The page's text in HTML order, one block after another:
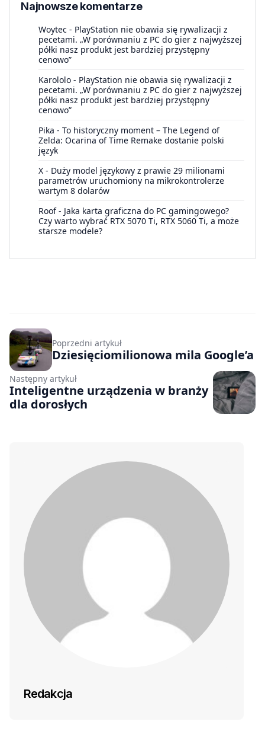
Najnowsze komentarze
Woytec - PlayStation nie obawia się rywalizacji z
pecetami. „W porównaniu z PC do gier z najwyższej
półki nasz produkt jest bardziej przystępny
cenowo”
Karololo - PlayStation nie obawia się rywalizacji z
pecetami. „W porównaniu z PC do gier z najwyższej
półki nasz produkt jest bardziej przystępny
cenowo”
Pika - To historyczny moment – The Legend of
Zelda: Ocarina of Time Remake dostanie polski
język
X - Duży model językowy z prawie 29 milionami
parametrów uruchomiony na mikrokontrolerze
wartym 8 dolarów
Roof- Jaka karta graficzna do PC gamingowego?
Czy warto wybrać RTX 5070 Ti, RTX 5060 Ti, a może
starsze modele?
Poprzedni artykuł
Dziesięciomilionowa mila Google’a
Następny artykuł
Inteligentne urządzenia w branży
dla dorosłych
Redakcja